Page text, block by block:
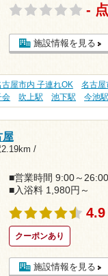
- 点
施設情報を見る
古屋市内 子連れOK
名古屋
会
吹上駅 池下駅 今池駅
屋
/
■営業時間 9:00～26:00
■入浴料 1,980円～
4.9
クーポンあり
施設情報を見る